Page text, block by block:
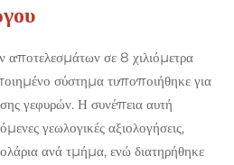
αποτελεσμάτων σε 8 χιλιόμετρα
σύστημα τυποποιήθηκε για
γεφυρών. Η συνέπεια αυτή
γεωλογικές αξιολογήσεις,
ανά τμήμα, ενώ διατηρήθηκε